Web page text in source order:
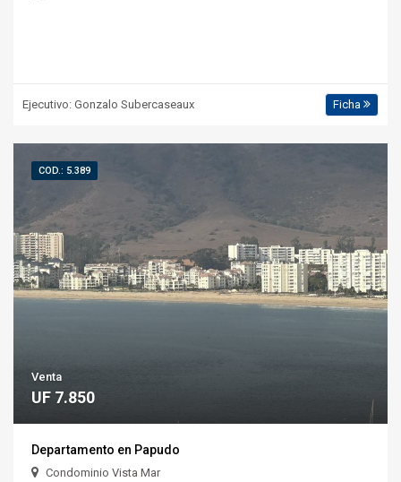
Ejecutivo: Gonzalo Subercaseaux Ficha
COD.: 5.389
Venta
UF 7.850
Departamento en Papudo
Condominio Vista Mar